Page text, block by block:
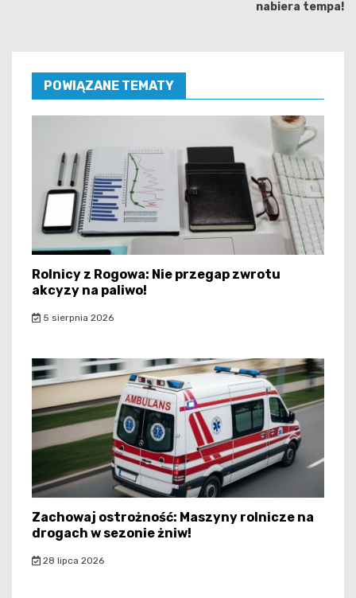
nabiera tempa!
POWIĄZANE TEMATY
Rolnicy z Rogowa: Nie przegap zwrotu
akcyzy na paliwo!
5 sierpnia 2026
Zachowaj ostrożność: Maszyny rolnicze na
drogach w sezonie żniw!
28 lipca 2026